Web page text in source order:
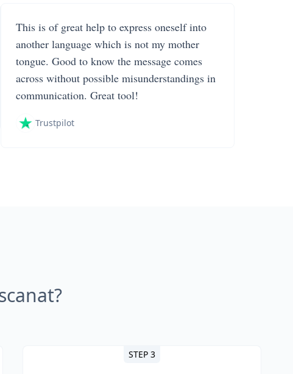
This is of great help to express oneself into
another language which is not my mother
tongue. Good to know the message comes
across without possible misunderstandings in
communication. Great tool!
Trustpilot
STEP 3